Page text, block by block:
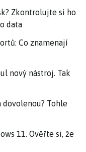
Zkontrolujte si ho
data
Co znamenají
nový nástroj. Tak
Tohle
11. Ověřte si, že